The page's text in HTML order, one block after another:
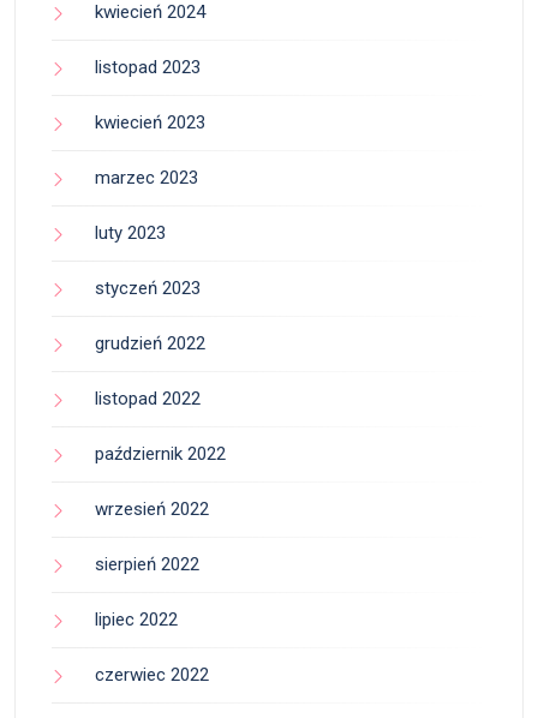
kwiecień 2024
listopad 2023
kwiecień 2023
marzec 2023
luty 2023
styczeń 2023
grudzień 2022
listopad 2022
październik 2022
wrzesień 2022
sierpień 2022
lipiec 2022
czerwiec 2022